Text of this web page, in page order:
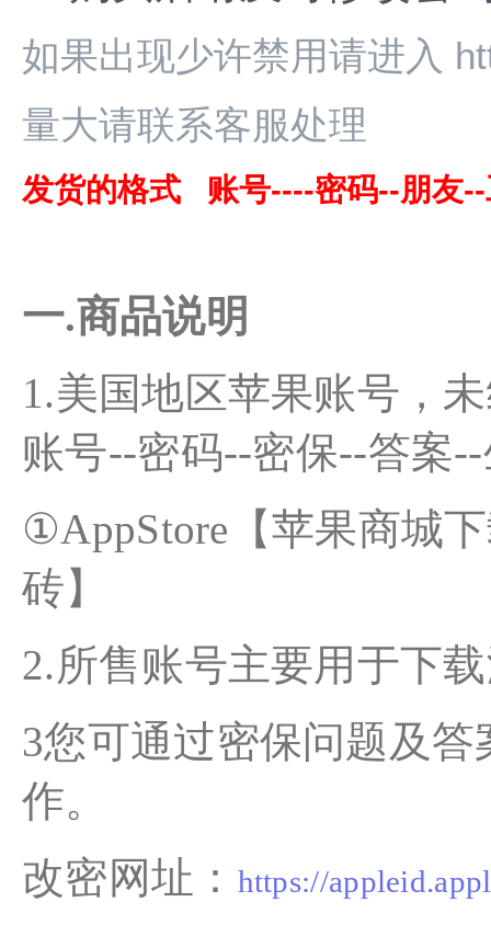
如果出现少许禁用请进入
量大请联系客服处理
发货的格式 账号----密码--朋友
一.商品说明
1.美国地区苹果账号，
账号--密码--密保--答案
①AppStore【苹果商城
砖】
2.所售账号主要用于下
3您可通过密保问题及
作。
改密网址： https://